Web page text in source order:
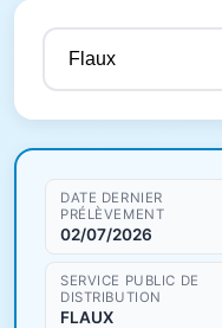
Résultats de
DATE DERNIER
PRÉLÈVEMENT
02/07/2026
SERVICE PUBLIC DE
DISTRIBUTION
FLAUX